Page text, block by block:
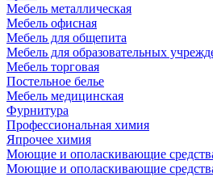
Мебель металлическая
Мебель офисная
Мебель для общепита
Мебель для образовательных
Мебель торговая
Постельное белье
Мебель медицинская
Фурнитура
Профессиональная химия
Япрочее химия
Моющие и ополаскивающие
Моющие и ополаскивающие